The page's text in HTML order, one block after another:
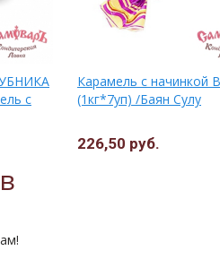
с
Карамель с начинкой
(1кг*7уп) /Баян Сулу
226,50 руб.